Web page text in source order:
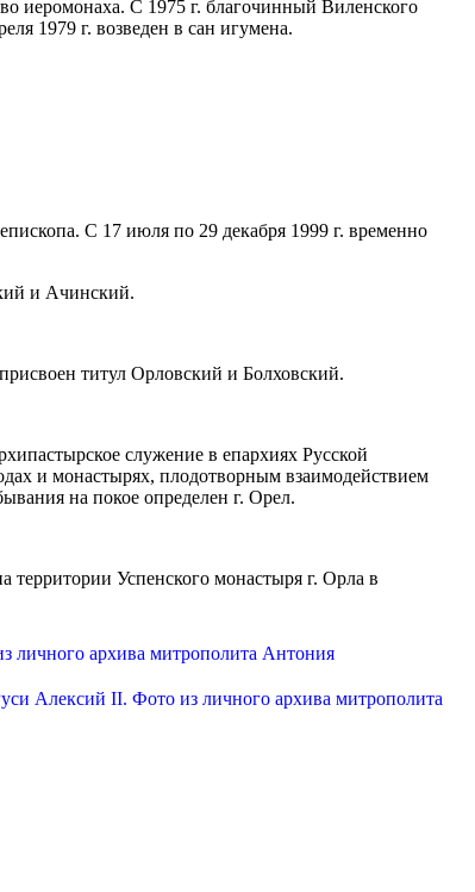
иеромонаха. С 1975 г. благочинный Виленского
1979 г. возведен в сан игумена.
С 17 июля по 29 декабря 1999 г. временно
и Ачинский.
присвоен титул Орловский и Болховский.
служение в епархиях Русской
и монастырях, плодотворным взаимодействием
на покое определен г. Орел.
Успенского монастыря г. Орла в